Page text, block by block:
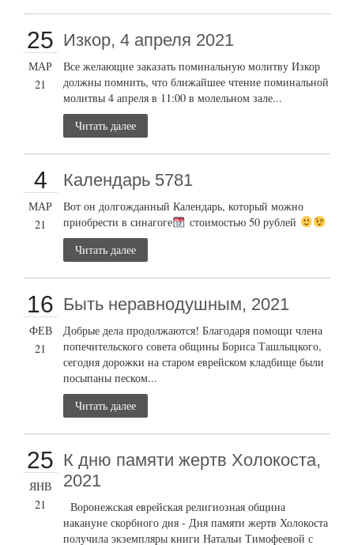
25
МАР
21
Изкор, 4 апреля 2021
Все желающие заказать поминальную молитву Изкор
должны помнить, что ближайшее чтение поминальной
молитвы 4 апреля в 11:00 в молельном зале...
Читать далее
4
МАР
21
Календарь 5781
Вот он долгожданный Календарь, который можно
приобрести в синагоге
стоимостью 50 рублей
Читать далее
16
ФЕВ
21
Быть неравнодушным, 2021
Добрые дела продолжаются! Благодаря помощи члена
попечительского совета общины Бориса Ташлыцкого,
сегодня дорожки на старом еврейском кладбище были
посыпаны песком...
Читать далее
25
ЯНВ
21
К дню памяти жертв Холокоста,
2021
Воронежская еврейская религиозная община
накануне скорбного дня - Дня памяти жертв Холокоста
получила экземпляры книги Натальи Тимофеевой с